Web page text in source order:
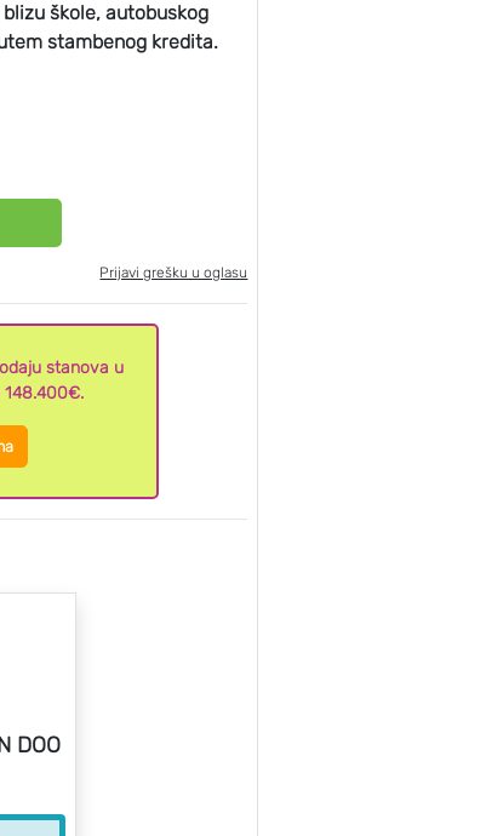
škole, autobuskog
stambenog kredita.
Prijavi grešku u oglasu
stanova u
148.400€.
DOO